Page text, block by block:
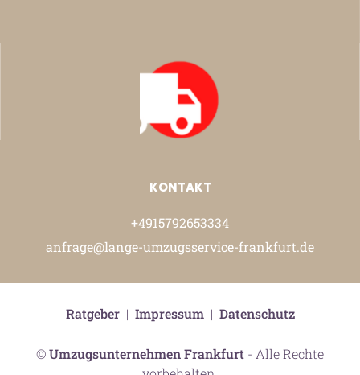
KONTAKT
+4915792653334
anfrage@lange-umzugsservice-frankfurt.de
©Umzugsunternehmen Frankfurt - Alle Rechte
Ratgeber| Impressum| Datenschutz